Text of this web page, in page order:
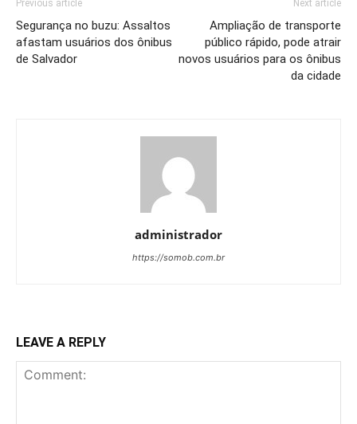
Previous article
Segurança no buzu: Assaltos
afastam usuários dos ônibus
de Salvador
Next article
Ampliação de transporte
público rápido, pode atrair
novos usuários para os ônibus
da cidade
administrador
https://somob.com.br
LEAVE A REPLY